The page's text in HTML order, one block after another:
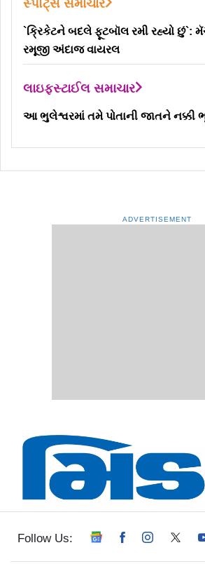
સ્પોર્ટ્સ સમાચાર
`ક્રિકેટને બદલે ફૂટબૉલ રમી રહ્યો છું`:
રમૂજી અંદાજ વાયરલ
લાઇફસ્ટાઈલ સમાચાર
આ ભુલેશ્વરમાં તમે પોતાની જાતને નક્કી
ADVERTISEMENT
Follow Us: